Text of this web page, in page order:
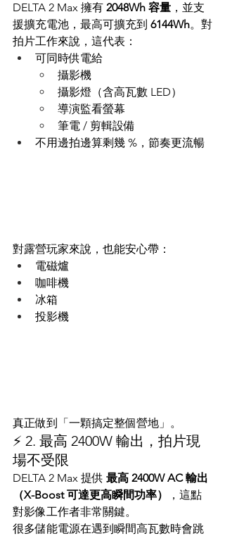
DELTA 2 Max 擁有 2048Wh 容量 ，並支
援擴充電池，最高可擴充到 6144Wh。對
拍片工作來說，這代表：
可同時供電給
攝影機
攝影燈（含高瓦數 LED）
導演監看螢幕
筆電 / 剪輯設備
不用邊拍邊算剩幾 %，節奏更流暢
對露營玩家來說，也能安心帶：
電磁爐
咖啡機
冰箱
投影機
真正做到「一顆搞定整個營地」。
⚡ 2. 最高 2400W 輸出，拍片現
場不受限
DELTA 2 Max 提供 最高 2400W AC 輸出
（X-Boost 可達更高瞬間功率）
，這點
對影像工作者非常關鍵。
很多儲能電源在遇到瞬間高瓦數時會跳